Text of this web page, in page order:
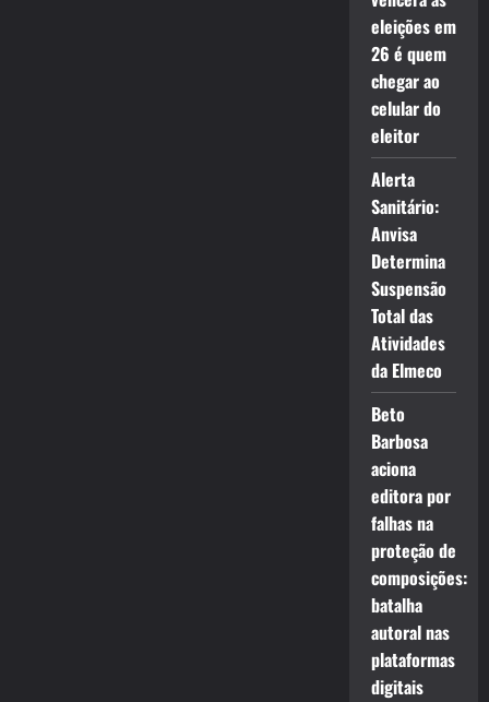
eleições em
26 é quem
chegar ao
celular do
eleitor
Alerta
Sanitário:
Anvisa
Determina
Suspensão
Total das
Atividades
da Elmeco
Beto
Barbosa
aciona
editora por
falhas na
proteção de
composições:
batalha
autoral nas
plataformas
digitais